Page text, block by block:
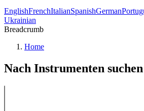
EnglishFrenchItalianSpanishGerman
Ukrainian
Breadcrumb
Home
Nach Instrumenten suchen